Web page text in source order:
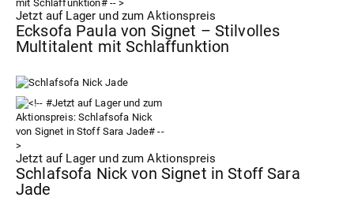
Jetzt auf Lager und zum Aktionspreis
Ecksofa Paula von Signet – Stilvolles
Multitalent mit Schlaffunktion
Jetzt auf Lager und zum Aktionspreis
Schlafsofa Nick von Signet in Stoff Sara
Jade